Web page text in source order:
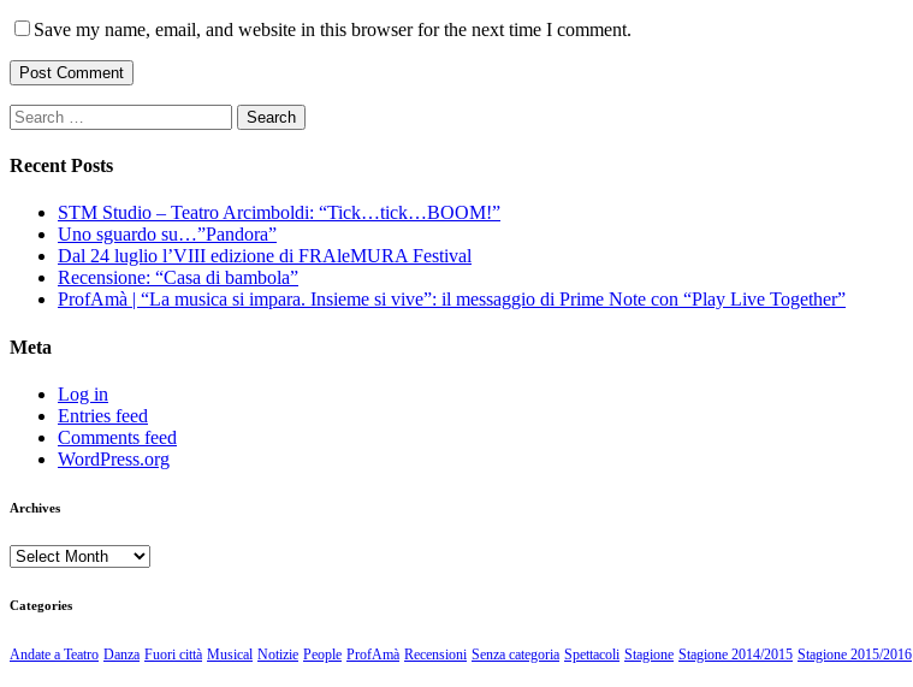
Save my name, email, and website in this browser for the next time I comment.
Search
for:
Recent Posts
STM Studio – Teatro Arcimboldi: “Tick…tick…BOOM!”
Uno sguardo su…”Pandora”
Dal 24 luglio l’VIII edizione di FRAleMURA Festival
Recensione: “Casa di bambola”
ProfAmà | “La musica si impara. Insieme si vive”: il messaggio di Prime Note con “Play Live Together”
Meta
Log in
Entries feed
Comments feed
WordPress.org
Archives
Archives
Categories
Andate a Teatro Danza Fuori città Musical Notizie People ProfAmà Recensioni Senza categoria Spettacoli Stagione Stagione 2014/2015 Stagione 2015/2016